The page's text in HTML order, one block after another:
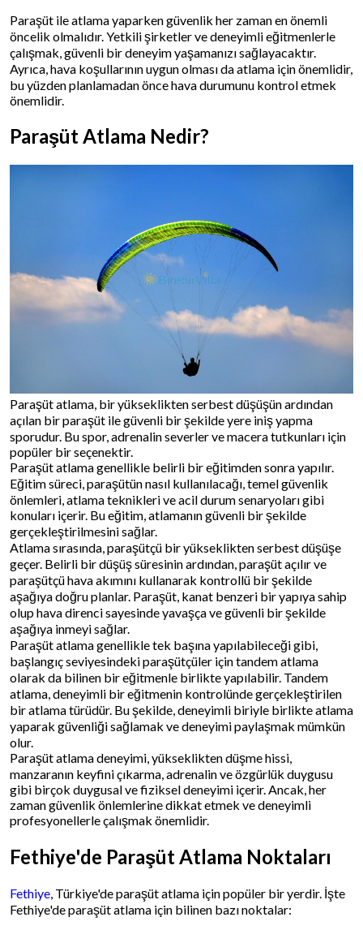
Paraşüt ile atlama yaparken güvenlik her zaman en önemli
öncelik olmalıdır. Yetkili şirketler ve deneyimli eğitmenlerle
çalışmak, güvenli bir deneyim yaşamanızı sağlayacaktır.
Ayrıca, hava koşullarının uygun olması da atlama için önemlidir,
bu yüzden planlamadan önce hava durumunu kontrol etmek
önemlidir.
Paraşüt Atlama Nedir?
Paraşüt atlama, bir yükseklikten serbest düşüşün ardından
açılan bir paraşüt ile güvenli bir şekilde yere iniş yapma
sporudur. Bu spor, adrenalin severler ve macera tutkunları için
popüler bir seçenektir.
Paraşüt atlama genellikle belirli bir eğitimden sonra yapılır.
Eğitim süreci, paraşütün nasıl kullanılacağı, temel güvenlik
önlemleri, atlama teknikleri ve acil durum senaryoları gibi
konuları içerir. Bu eğitim, atlamanın güvenli bir şekilde
gerçekleştirilmesini sağlar.
Atlama sırasında, paraşütçü bir yükseklikten serbest düşüşe
geçer. Belirli bir düşüş süresinin ardından, paraşüt açılır ve
paraşütçü hava akımını kullanarak kontrollü bir şekilde
aşağıya doğru planlar. Paraşüt, kanat benzeri bir yapıya sahip
olup hava direnci sayesinde yavaşça ve güvenli bir şekilde
aşağıya inmeyi sağlar.
Paraşüt atlama genellikle tek başına yapılabileceği gibi,
başlangıç seviyesindeki paraşütçüler için tandem atlama
olarak da bilinen bir eğitmenle birlikte yapılabilir. Tandem
atlama, deneyimli bir eğitmenin kontrolünde gerçekleştirilen
bir atlama türüdür. Bu şekilde, deneyimli biriyle birlikte atlama
yaparak güvenliği sağlamak ve deneyimi paylaşmak mümkün
olur.
Paraşüt atlama deneyimi, yükseklikten düşme hissi,
manzaranın keyfini çıkarma, adrenalin ve özgürlük duygusu
gibi birçok duygusal ve fiziksel deneyimi içerir. Ancak, her
zaman güvenlik önlemlerine dikkat etmek ve deneyimli
profesyonellerle çalışmak önemlidir.
Fethiye'de Paraşüt Atlama Noktaları
Fethiye, Türkiye'de paraşüt atlama için popüler bir yerdir. İşte
Fethiye'de paraşüt atlama için bilinen bazı noktalar: